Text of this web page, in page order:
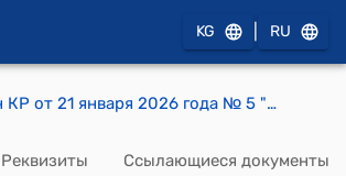
KG RU
Закон КР от 21 января 2026 года № 5 "О внесении изменений в Закон Кыргызской Республики "О республиканском бюджете Кыргызской Республики на 2025 год и плановый период 2026-2027 годов"
Реквизиты Ссылающиеся документы